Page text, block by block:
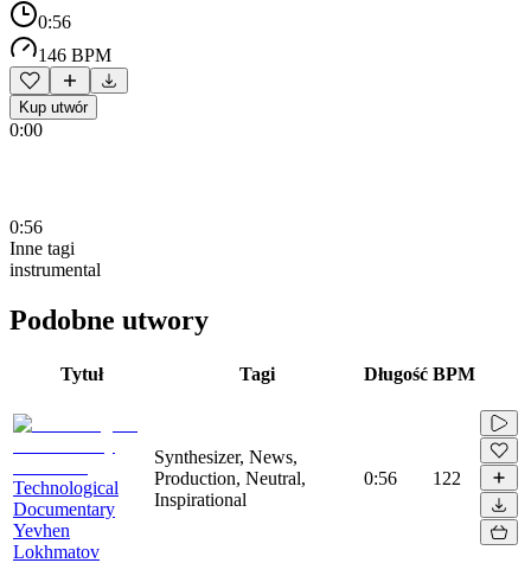
0:56
146 BPM
Kup utwór
0:00
0:56
Inne tagi
instrumental
Podobne utwory
Tytuł Tagi Długość BPM
Technological
Documentary
Yevhen
Lokhmatov
Synthesizer, News,
Production, Neutral,
Inspirational
0:56 122